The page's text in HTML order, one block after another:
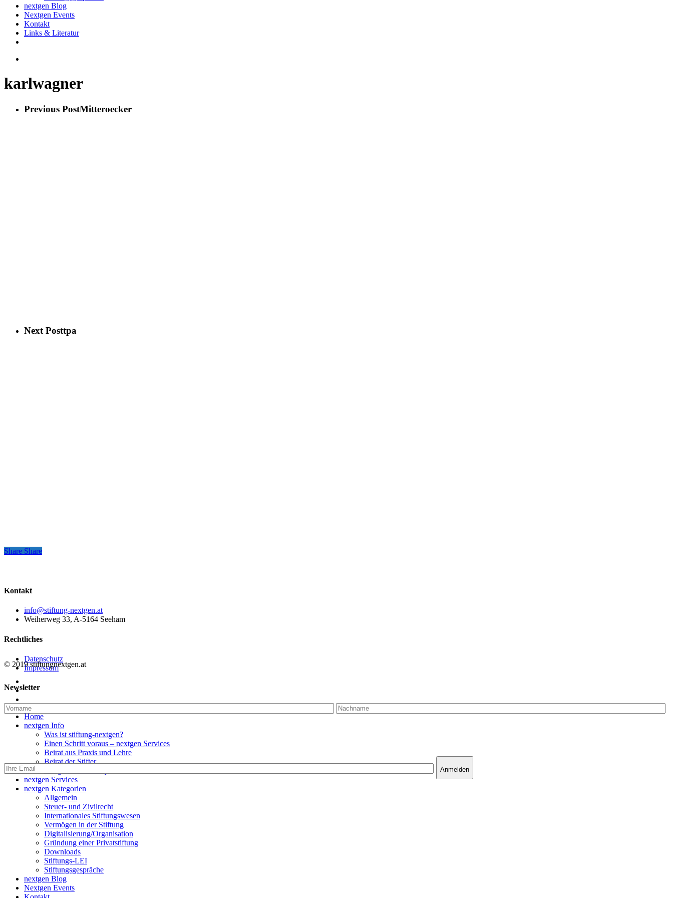
nextgen Blog
Nextgen Events
Kontakt
Links & Literatur
karlwagner
Previous PostMitteroecker
Next Posttpa
Share
Share Share
Kontakt
info@stiftung-nextgen.at
Weiherweg 33, A-5164 Seeham
Rechtliches
Datenschutz
Impressum
Newsletter
© 2019 stiftungnextgen.at
linkedin
Close
Menu
Home
nextgen Info
Was ist stiftung-nextgen?
Einen Schritt voraus – nextgen Services
Beirat aus Praxis und Lehre
Beirat der Stifter
nextgen Services
nextgen Kategorien
Allgemein
Steuer- und Zivilrecht
Internationales Stiftungswesen
Vermögen in der Stiftung
Digitalisierung/Organisation
Gründung einer Privatstiftung
Downloads
Stiftungs-LEI
Stiftungsgespräche
nextgen Blog
Nextgen Events